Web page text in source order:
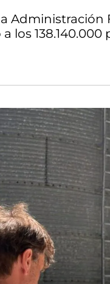
Administración
los 138.140.000